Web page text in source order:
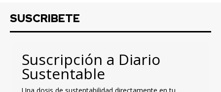
SUSCRIBETE
Suscripción a Diario
Sustentable